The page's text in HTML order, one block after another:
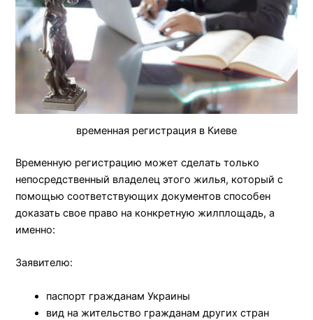
временная регистрация в Киеве
Временную регистрацию может сделать только
непосредственный владелец этого жилья, который с
помощью соответствующих документов способен
доказать свое право на конкретную жилплощадь, а
именно:
Заявителю:
паспорт гражданам Украины
вид на жительство гражданам других стран